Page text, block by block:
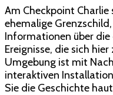
Am Checkpoint Charlie
ehemalige
Informationen über
Ereignisse, die sich
Umgebung ist mit
interaktiven
Sie die Geschichte